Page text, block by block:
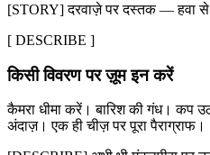
[STORY] दरवाज़े पर दस्तक — हवा से
[ DESCRIBE ]
किसी विवरण पर ज़ूम इन करें
कैमरा धीमा करें। बारिश की गंध। कप
अंदाज़। एक ही चीज़ पर पूरा पैराग्राफ।